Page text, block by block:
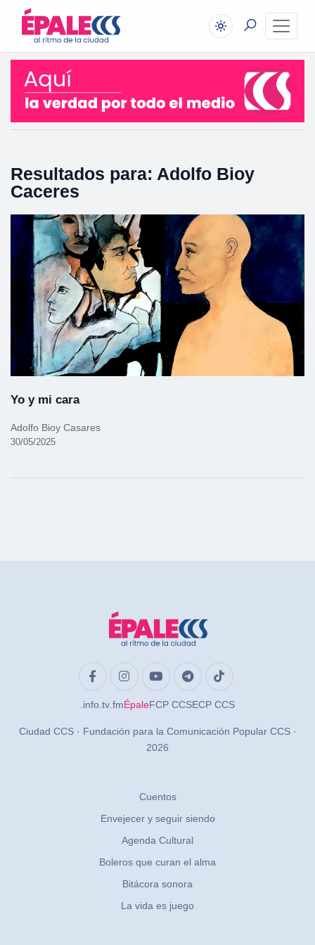
Resultados para: Adolfo Bioy
Caceres
Yo y mi cara
Adolfo Bioy Casares
30/05/2025
.info .tv .fmÉpaleFCP CCSECP CCS
Ciudad CCS · Fundación para la Comunicación Popular CCS ·
2026
Cuentos
Envejecer y seguir siendo
Agenda Cultural
Boleros que curan el alma
Bitácora sonora
La vida es juego